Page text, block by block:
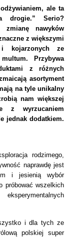
ale ta
drogie.” Serio?
zmianę nawyków
z większymi
i kojarzonych ze
Przybywa
z różnych
asortyment
na tyle unikalny
nam większej
z wyrzucaniem
jednak dodatkiem.
rodzimego,
naprawdę jest
i jesienią wybór
próbować wszelkich
i dla tych ze
polskiej super